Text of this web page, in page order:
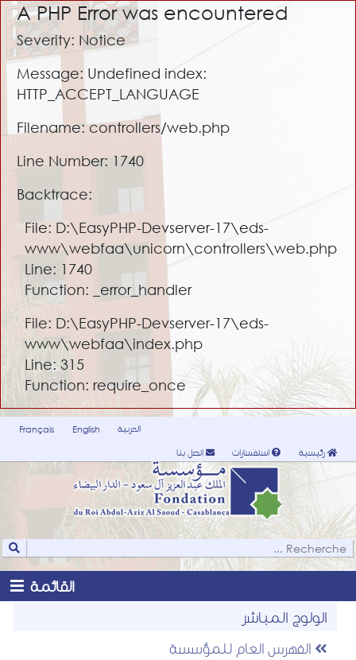
A PHP Error was encountered
Severity: Notice
Message: Undefined index:
HTTP_ACCEPT_LANGUAGE
Filename: controllers/web.php
Line Number: 1740
Backtrace:
File: D:\EasyPHP-Devserver-17\eds-
www\webfaa\unicorn\controllers\web.php
Line: 1740
Function: _error_handler
File: D:\EasyPHP-Devserver-17\eds-
www\webfaa\index.php
Line: 315
Function: require_once
Français English
العربية
رئيسية
استفسارات اتصل بنا
القائمة
الولوج المباشر
الفهرس العام للمؤسسة